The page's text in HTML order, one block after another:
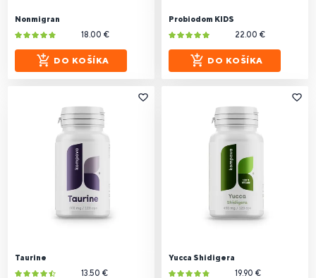
Nonmigran
18.00 €
DO KOŠÍKA
Probiodom KIDS
22.00 €
DO KOŠÍKA
Taurine
13.50 €
Yucca Shidigera
19.90 €